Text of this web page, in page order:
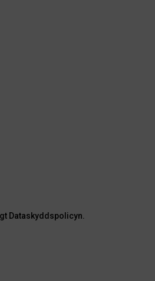
Dataskyddspolicyn.